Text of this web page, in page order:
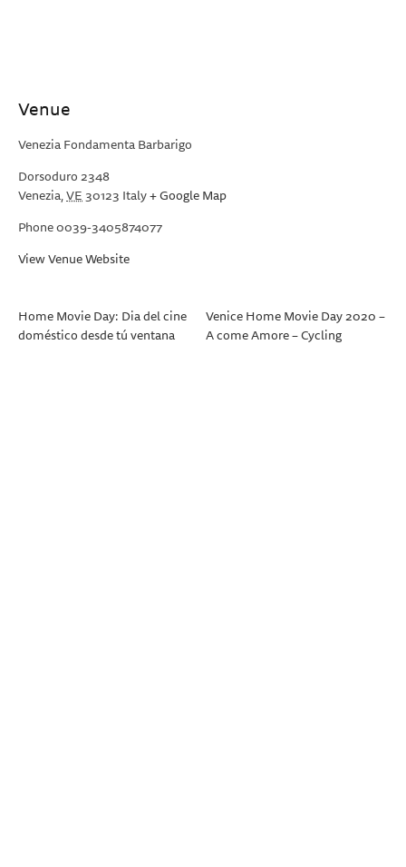
Venue
Venezia Fondamenta Barbarigo
Dorsoduro 2348
Venezia,VE30123 Italy+ Google Map
Phone0039-3405874077
View Venue Website
Home Movie Day: Dia del cine
doméstico desde tú ventana
Venice Home Movie Day 2020 –
A come Amore – Cycling